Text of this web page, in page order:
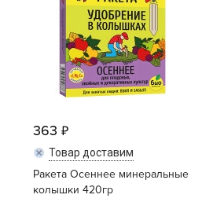
363
Товар доставим
Ракета Осеннее минеральные
колышки 420гр